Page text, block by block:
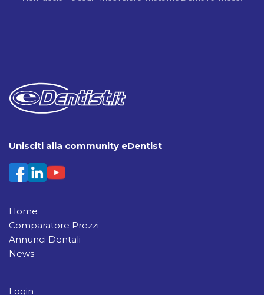
Unisciti alla community eDentist
Home
Comparatore Prezzi
Annunci Dentali
News
Login